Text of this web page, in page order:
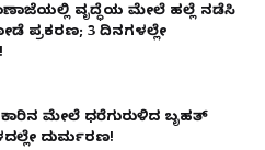
ವೃದ್ಧೆಯ ಮೇಲೆ ಹಲ್ಲೆ ನಡೆಸಿ
ಪ್ರಕರಣ; 3 ದಿನಗಳಲ್ಲೇ
ಕಾರಿನ ಮೇಲೆ ಧರೆಗುರುಳಿದ ಬೃಹತ್
ದುರ್ಮರಣ!